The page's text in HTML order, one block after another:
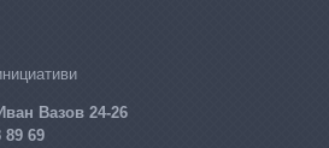
Вазов 24-26
89 69